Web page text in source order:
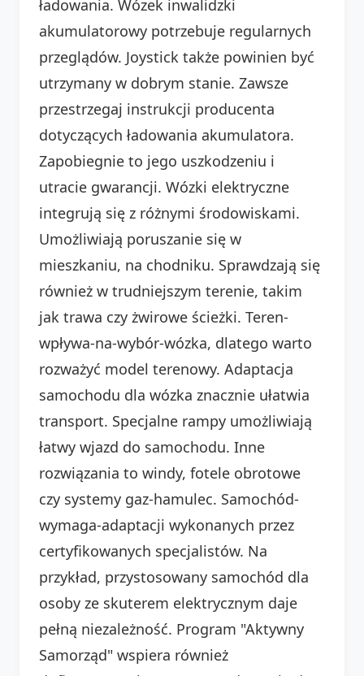
ładowania. Wózek inwalidzki
akumulatorowy potrzebuje regularnych
przeglądów. Joystick także powinien być
utrzymany w dobrym stanie. Zawsze
przestrzegaj instrukcji producenta
dotyczących ładowania akumulatora.
Zapobiegnie to jego uszkodzeniu i
utracie gwarancji. Wózki elektryczne
integrują się z różnymi środowiskami.
Umożliwiają poruszanie się w
mieszkaniu, na chodniku. Sprawdzają się
również w trudniejszym terenie, takim
jak trawa czy żwirowe ścieżki. Teren-
wpływa-na-wybór-wózka, dlatego warto
rozważyć model terenowy. Adaptacja
samochodu dla wózka znacznie ułatwia
transport. Specjalne rampy umożliwiają
łatwy wjazd do samochodu. Inne
rozwiązania to windy, fotele obrotowe
czy systemy gaz-hamulec. Samochód-
wymaga-adaptacji wykonanych przez
certyfikowanych specjalistów. Na
przykład, przystosowany samochód dla
osoby ze skuterem elektrycznym daje
pełną niezależność. Program "Aktywny
Samorząd" wspiera również